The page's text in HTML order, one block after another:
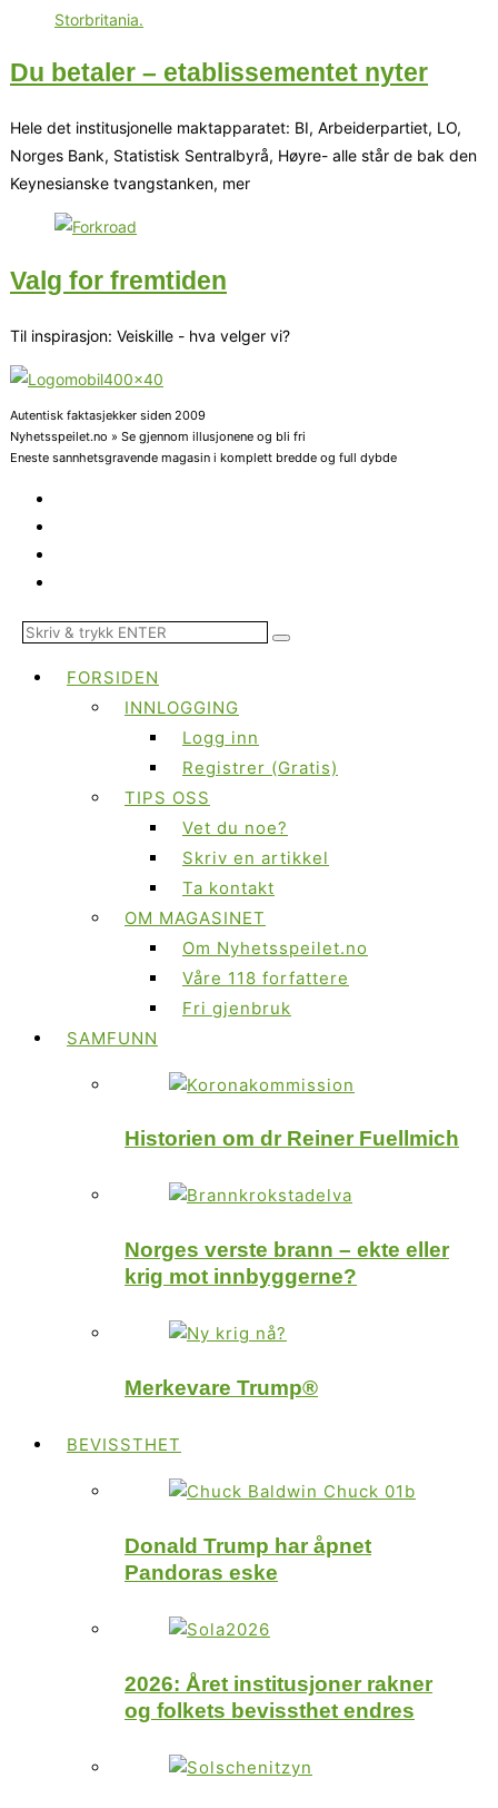
Du betaler – etablissementet nyter
Hele det institusjonelle maktapparatet: BI, Arbeiderpartiet, LO,
Norges Bank, Statistisk Sentralbyrå, Høyre- alle står de bak den
Keynesianske tvangstanken, mer
Valg for fremtiden
Til inspirasjon: Veiskille - hva velger vi?
Autentisk faktasjekker siden 2009
Nyhetsspeilet.no » Se gjennom illusjonene og bli fri
Eneste sannhetsgravende magasin i komplett bredde og full dybde
FORSIDEN
INNLOGGING
Logg inn
Registrer (Gratis)
TIPS OSS
Vet du noe?
Skriv en artikkel
Ta kontakt
OM MAGASINET
Om Nyhetsspeilet.no
Våre 118 forfattere
Fri gjenbruk
SAMFUNN
Historien om dr Reiner Fuellmich
Norges verste brann – ekte eller
krig mot innbyggerne?
Merkevare Trump®
BEVISSTHET
Donald Trump har åpnet
Pandoras eske
2026: Året institusjoner rakner
og folkets bevissthet endres